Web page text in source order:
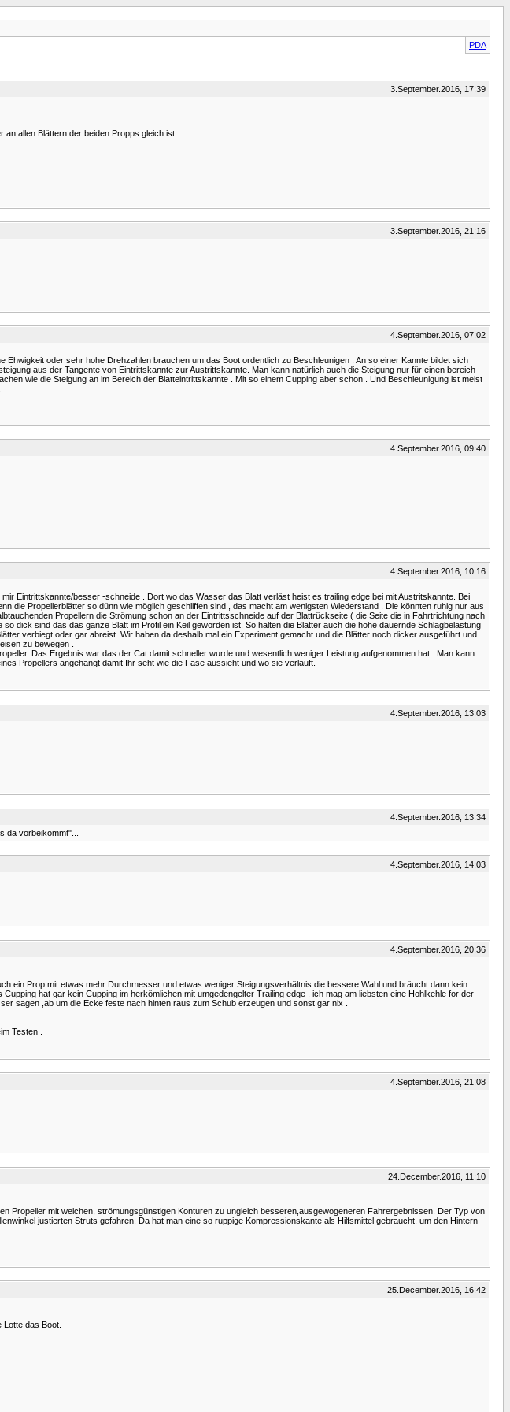
PDA
3.September.2016, 17:39
allen Blättern der beiden Propps gleich ist .
3.September.2016, 21:16
4.September.2016, 07:02
oder sehr hohe Drehzahlen brauchen um das Boot ordentlich zu Beschleunigen . An so einer Kannte bildet sich
aus der Tangente von Eintrittskannte zur Austrittskannte. Man kann natürlich auch die Steigung nur für einen bereich
wie die Steigung an im Bereich der Blatteintrittskannte . Mit so einem Cupping aber schon . Und Beschleunigung ist meist
4.September.2016, 09:40
4.September.2016, 10:16
Eintrittskannte/besser -schneide . Dort wo das Wasser das Blatt verläst heist es trailing edge bei mit Austritskannte. Bei
die Propellerblätter so dünn wie möglich geschliffen sind , das macht am wenigsten Wiederstand . Die könnten ruhig nur aus
Propellern die Strömung schon an der Eintrittsschneide auf der Blattrückseite ( die Seite die in Fahrtrichtung nach
sind das das ganze Blatt im Profil ein Keil geworden ist. So halten die Blätter auch die hohe dauernde Schlagbelastung
verbiegt oder gar abreist. Wir haben da deshalb mal ein Experiment gemacht und die Blätter noch dicker ausgeführt und
zu bewegen .
Das Ergebnis war das der Cat damit schneller wurde und wesentlich weniger Leistung aufgenommen hat . Man kann
Propellers angehängt damit Ihr seht wie die Fase aussieht und wo sie verläuft.
4.September.2016, 13:03
4.September.2016, 13:34
da vorbeikommt"...
4.September.2016, 14:03
4.September.2016, 20:36
ein Prop mit etwas mehr Durchmesser und etwas weniger Steigungsverhältnis die bessere Wahl und bräucht dann kein
hat gar kein Cupping im herkömlichen mit umgedengelter Trailing edge . ich mag am liebsten eine Hohlkehle for der
sagen ,ab um die Ecke feste nach hinten raus zum Schub erzeugen und sonst gar nix .
Testen .
4.September.2016, 21:08
24.December.2016, 11:10
mit weichen, strömungsgünstigen Konturen zu ungleich besseren,ausgewogeneren Fahrergebnissen. Der Typ von
justierten Struts gefahren. Da hat man eine so ruppige Kompressionskante als Hilfsmittel gebraucht, um den Hintern
25.December.2016, 16:42
das Boot.